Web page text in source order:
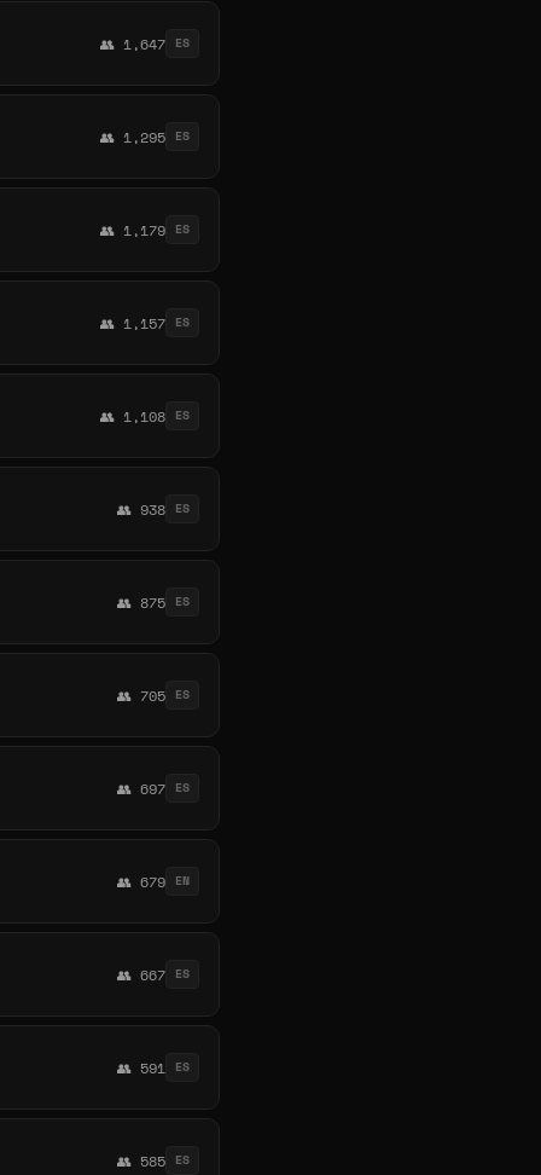
👥 1,647 ES
👥 1,295 ES
👥 1,179 ES
👥 1,157 ES
👥 1,108 ES
👥 938 ES
👥 875 ES
👥 705 ES
👥 697 ES
👥 679 EN
👥 667 ES
👥 591 ES
👥 585 ES